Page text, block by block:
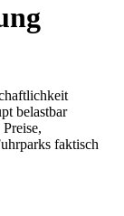
belastbar
faktisch